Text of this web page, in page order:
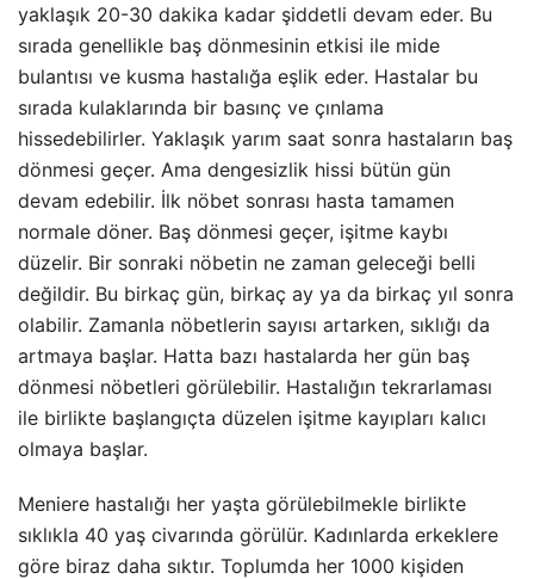
yaklaşık 20-30 dakika kadar şiddetli devam eder. Bu
sırada genellikle baş dönmesinin etkisi ile mide
bulantısı ve kusma hastalığa eşlik eder. Hastalar bu
sırada kulaklarında bir basınç ve çınlama
hissedebilirler. Yaklaşık yarım saat sonra hastaların baş
dönmesi geçer. Ama dengesizlik hissi bütün gün
devam edebilir. İlk nöbet sonrası hasta tamamen
normale döner. Baş dönmesi geçer, işitme kaybı
düzelir. Bir sonraki nöbetin ne zaman geleceği belli
değildir. Bu birkaç gün, birkaç ay ya da birkaç yıl sonra
olabilir. Zamanla nöbetlerin sayısı artarken, sıklığı da
artmaya başlar. Hatta bazı hastalarda her gün baş
dönmesi nöbetleri görülebilir. Hastalığın tekrarlaması
ile birlikte başlangıçta düzelen işitme kayıpları kalıcı
olmaya başlar.
Meniere hastalığı her yaşta görülebilmekle birlikte
sıklıkla 40 yaş civarında görülür. Kadınlarda erkeklere
göre biraz daha sıktır. Toplumda her 1000 kişiden